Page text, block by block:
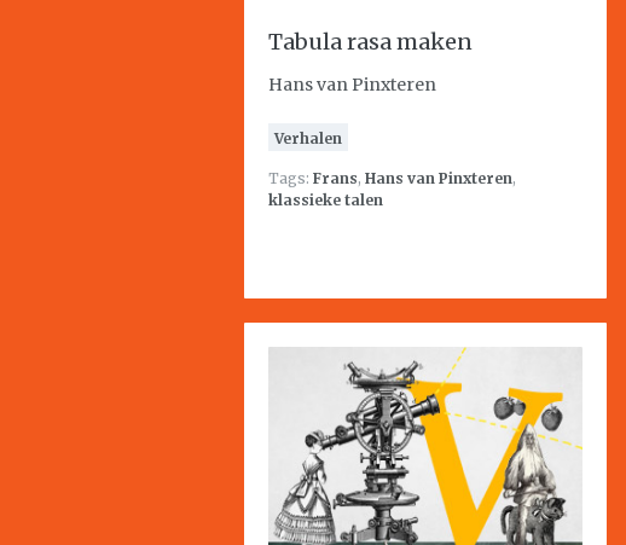
Tabula rasa maken
Hans van Pinxteren
Verhalen
Tags: Frans, Hans van Pinxteren,
klassieke talen